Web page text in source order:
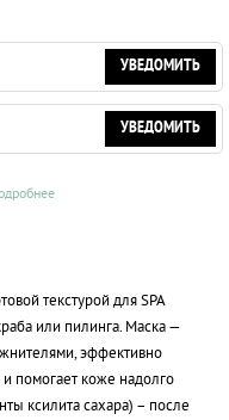
УВЕДОМИТЬ
УВЕДОМИТЬ
текстурой для SPA
или пилинга. Маска —
эффективно
и помогает коже надолго
ксилита сахара) – после